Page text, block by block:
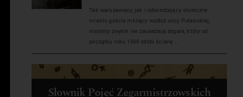
Tak warszawiacy, jak i odwiedzający stołeczne
miasto goście mknący wzdłuż ulicy Puławskiej,
niestety zwykle nie zauważają zegara, który od
początku roku 1969 zdobi ścianę ...
Słownik Pojęć Zegarmistrzowskich